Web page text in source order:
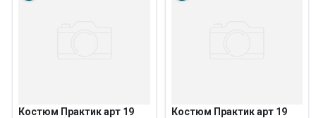
Костюм Практик арт 19
Костюм Практик арт 19